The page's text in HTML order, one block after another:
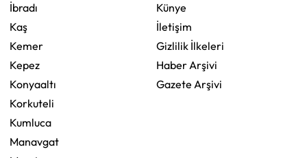
İbradı
Kaş
Kemer
Kepez
Konyaaltı
Korkuteli
Kumluca
Manavgat
Künye
İletişim
Gizlilik İlkeleri
Haber Arşivi
Gazete Arşivi